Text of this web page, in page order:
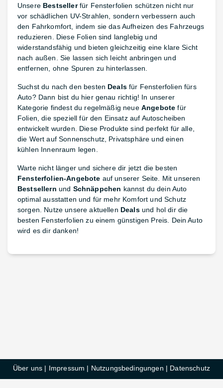
Unsere Bestsellerfür Fensterfolien schützen nicht nur
vor schädlichen UV-Strahlen, sondern verbessern auch
den Fahrkomfort, indem sie das Aufheizen des Fahrzeugs
reduzieren. Diese Folien sind langlebig und
widerstandsfähig und bieten gleichzeitig eine klare Sicht
nach außen. Sie lassen sich leicht anbringen und
entfernen, ohne Spuren zu hinterlassen.
Suchst du nach den besten Dealsfür Fensterfolien fürs
Auto? Dann bist du hier genau richtig! In unserer
Kategorie findest du regelmäßig neue Angebote für
Folien, die speziell für den Einsatz auf Autoscheiben
entwickelt wurden. Diese Produkte sind perfekt für alle,
die Wert auf Sonnenschutz, Privatsphäre und einen
kühlen Innenraum legen.
Warte nicht länger und sichere dir jetzt die besten
Fensterfolien-Angebote auf unserer Seite. Mit unseren
Bestsellern und Schnäppchen kannst du dein Auto
optimal ausstatten und für mehr Komfort und Schutz
sorgen. Nutze unsere aktuellen Dealsund hol dir die
besten Fensterfolien zu einem günstigen Preis. Dein Auto
wird es dir danken!
Über uns | Impressum | Nutzungsbedingungen | Datenschutz